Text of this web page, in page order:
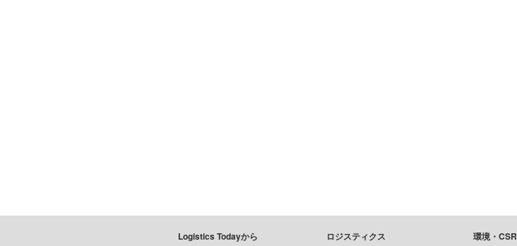
Logistics Todayから ロジスティクス 環境・CSR